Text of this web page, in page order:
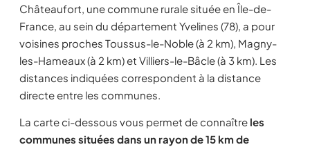
Châteaufort, une commune rurale située en Île-de-
France, au sein du département Yvelines (78), a pour
voisines proches Toussus-le-Noble (à 2 km), Magny-
les-Hameaux (à 2 km) et Villiers-le-Bâcle (à 3 km). Les
distances indiquées correspondent à la distance
directe entre les communes.
La carte ci-dessous vous permet de connaître les
communes situées dans un rayon de 15 km de